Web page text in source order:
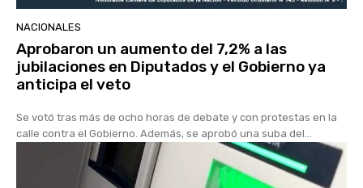
NACIONALES
Aprobaron un aumento del 7,2% a las
jubilaciones en Diputados y el Gobierno ya
anticipa el veto
Se votó tras más de ocho horas de debate y con protestas en la
calle contra el Gobierno. Además, se aprobó una suba del...